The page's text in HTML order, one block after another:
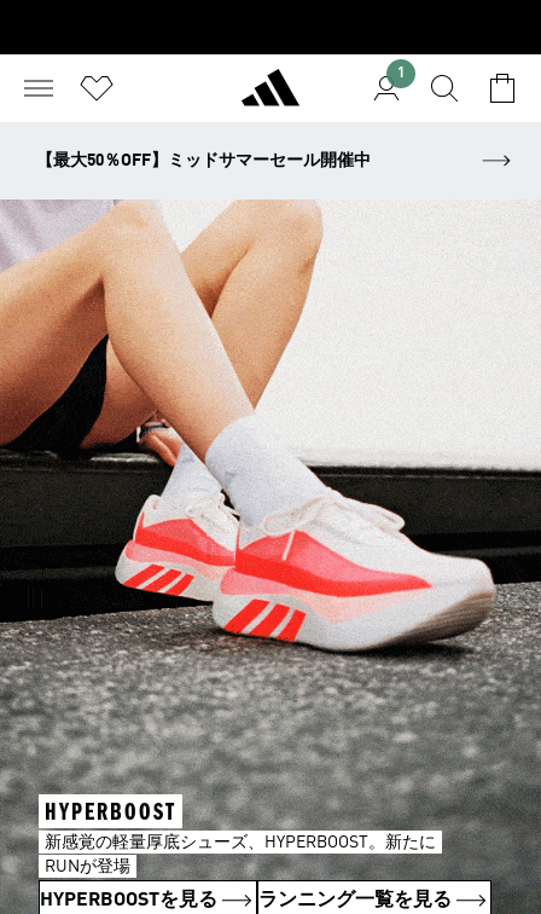
1
【最大50％OFF】ミッドサマーセール開催中
HYPERBOOST
新感覚の軽量厚底シューズ、HYPERBOOST。新たに
RUNが登場
HYPERBOOSTを見る ランニング一覧を見る